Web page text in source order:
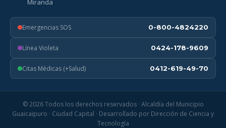
Miranda
Emergencias SOS 0-800-4824220
Línea Violeta 0424-178-9609
Citas Médicas (+Salud) 0412-619-49-70
© 2026 Todos los derechos reservados · Alcaldía del Municipio
Guaicaipuro · Ciudad Capital · Desarrollado por Dirección de Ciencia y
Tecnología